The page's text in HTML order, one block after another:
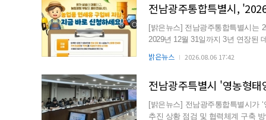
전남광주통합특별시,
[밝은뉴스] 전남광주통합특별시는
2029년 12월 31일까지 3년 연장된 데 대해 환영의 뜻
밝은뉴스 2026.08.06 17:42
전남광주특별시 '영농형
[밝은뉴스] 전남광주통합특별시가
추진 상황 점검 및 협력체계 구축